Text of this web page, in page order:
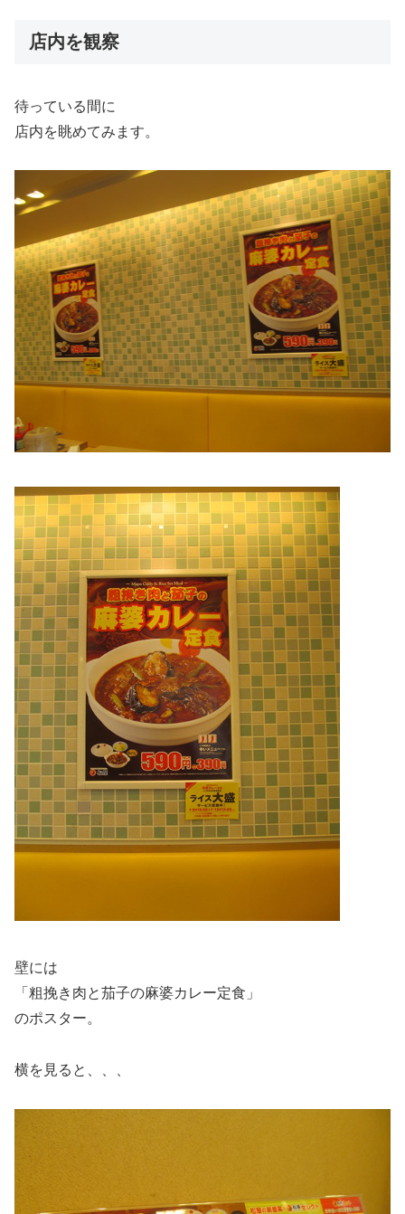
店内を観察
待っている間に
店内を眺めてみます。
壁には
「粗挽き肉と茄子の麻婆カレー定食」
のポスター。
横を見ると、、、